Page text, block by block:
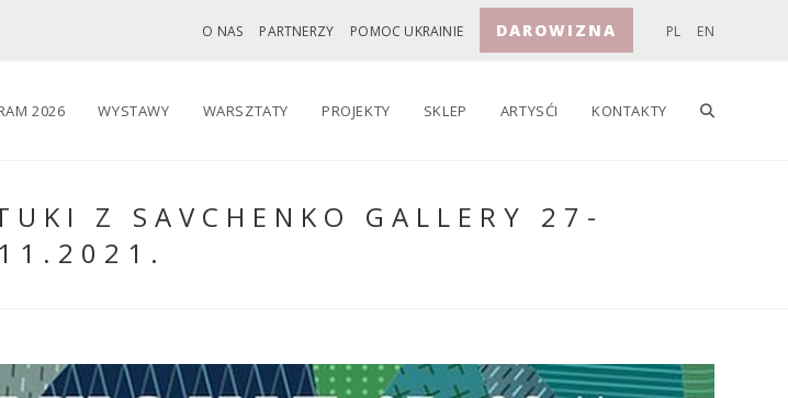
O NAS PARTNERZY POMOC UKRAINIE DAROWIZNA PL EN
2026 WYSTAWY WARSZTATY PROJEKTY SKLEP ARTYSĆI KONTAKTY TOGGLE
Z SAVCHENKO GALLERY 27-